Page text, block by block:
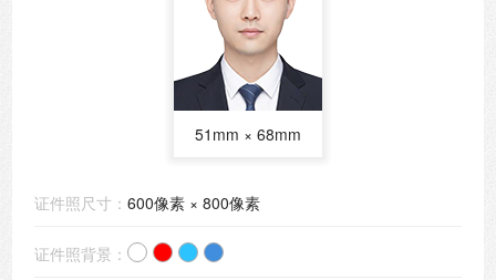
51mm × 68mm
证件照尺寸：600像素 × 800像素
证件照背景：